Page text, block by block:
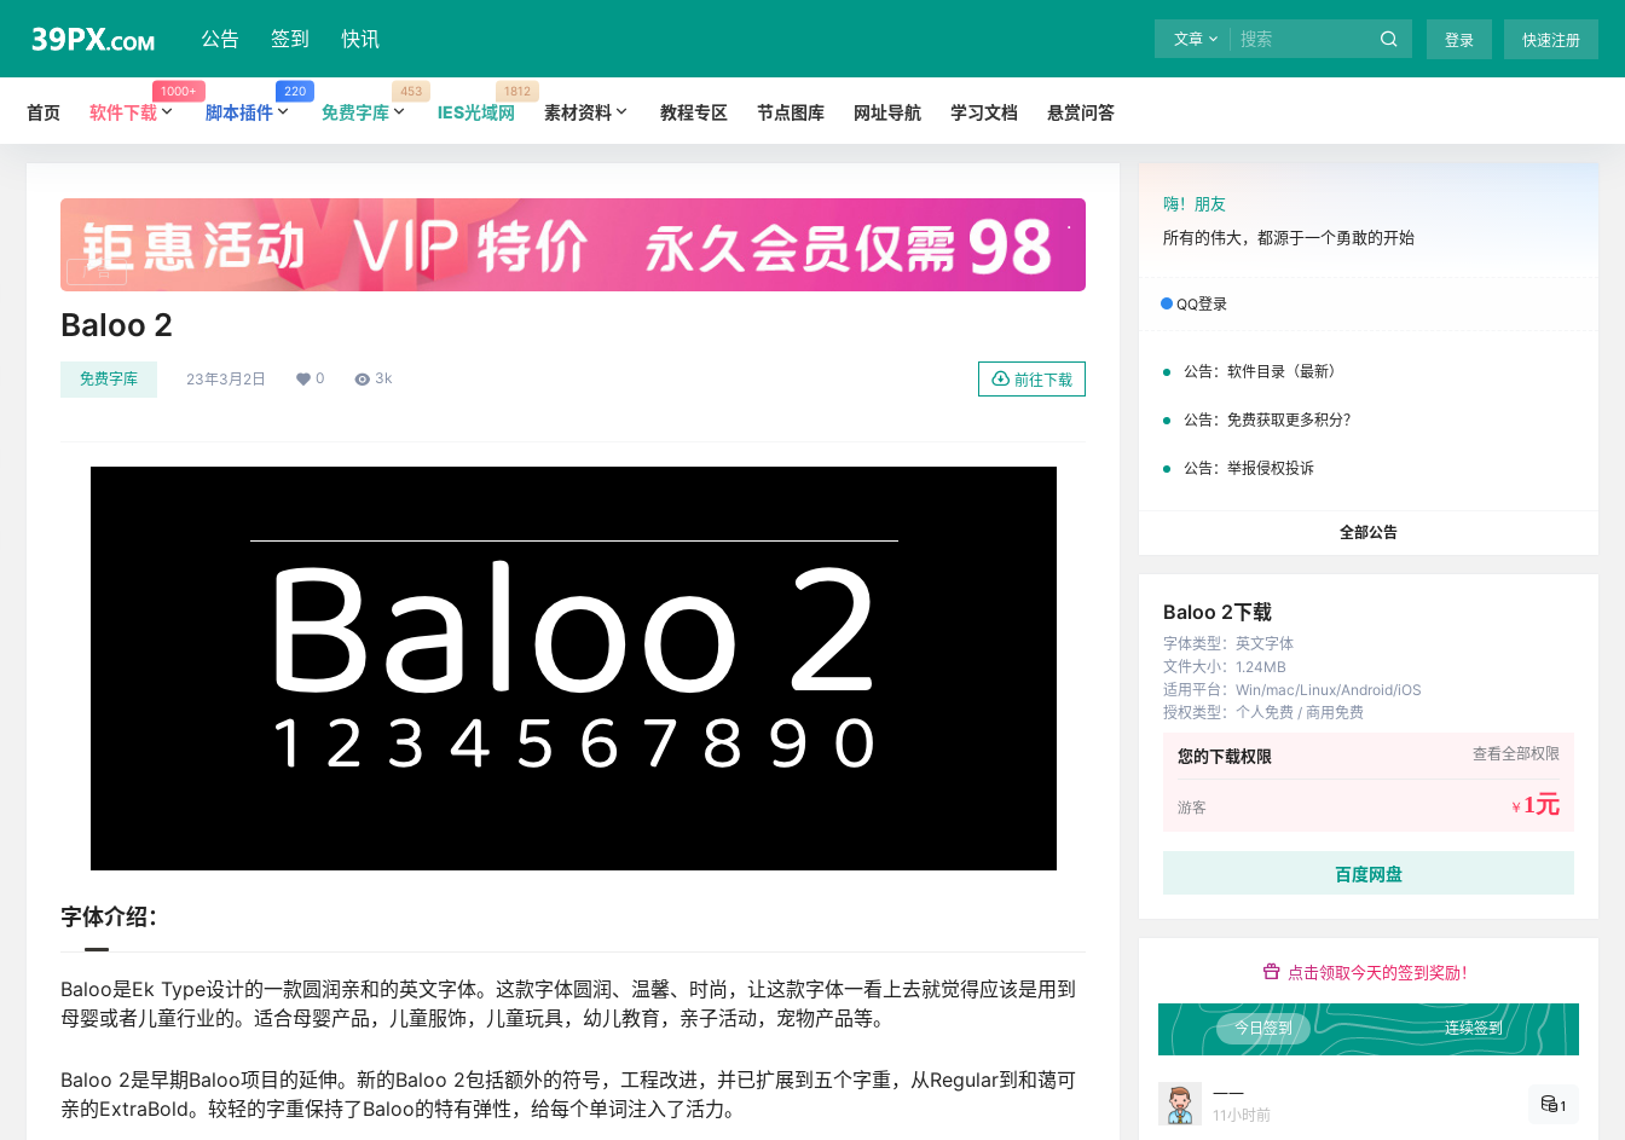
公告 签到 快讯 文章 登录 快速注册
首页 软件下载
1000+
脚本插件
220
免费字库
453
IES光域网
1812
素材资料 教程专区 节点图库 网址导航 学习文档 悬赏问答
. 全站终身免费下载！ 立即开通
广告
Baloo 2
免费字库 23年3月2日 0 3k 前往下载
字体介绍：
Baloo是Ek Type设计的一款圆润亲和的英文字体。这款字体圆润、温馨、时尚，让这款字体一看上去就觉得应该是用到
母婴或者儿童行业的。适合母婴产品，儿童服饰，儿童玩具，幼儿教育，亲子活动，宠物产品等。
Baloo 2是早期Baloo项目的延伸。新的Baloo 2包括额外的符号，工程改进，并已扩展到五个字重，从Regular到和蔼可
亲的ExtraBold。较轻的字重保持了Baloo的特有弹性，给每个单词注入了活力。
嗨！朋友
所有的伟大，都源于一个勇敢的开始
QQ登录
公告： 软件目录（最新）
公告： 免费获取更多积分？
公告： 举报侵权投诉
全部公告
Baloo 2下载
字体类型 ： 英文字体
文件大小： 1.24MB
适用平台 ： Win/mac/Linux/Android/iOS
授权类型 ： 个人免费 / 商用免费
您的下载权限 查看全部权限
游客 ￥ 1元
百度网盘
点击领取今天的签到奖励！
今日签到 连续签到
一一
11小时前
1